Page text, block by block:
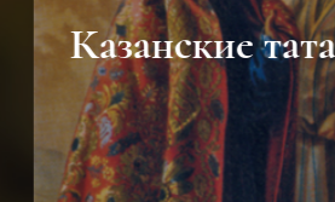
Казанские татары